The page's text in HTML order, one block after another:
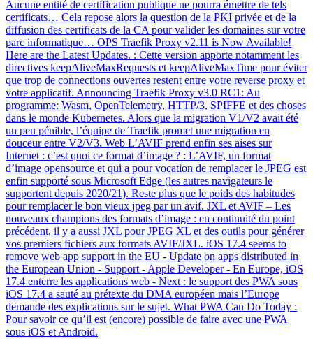
Aucune entité de certification publique ne pourra émettre de tels
certificats… Cela repose alors la question de la PKI privée et de la
diffusion des certificats de la CA pour valider les domaines sur votre
parc informatique… OPS Traefik Proxy v2.11 is Now Available!
Here are the Latest Updates. : Cette version apporte notamment les
directives keepAliveMaxRequests et keepAliveMaxTime pour éviter
que trop de connections ouvertes restent entre votre reverse proxy et
votre applicatif. Announcing Traefik Proxy v3.0 RC1: Au
programme: Wasm, OpenTelemetry, HTTP/3, SPIFFE et des choses
dans le monde Kubernetes. Alors que la migration V1/V2 avait été
un peu pénible, l’équipe de Traefik promet une migration en
douceur entre V2/V3. Web L’AVIF prend enfin ses aises sur
Internet : c’est quoi ce format d’image ? : L’AVIF, un format
d’image opensource et qui a pour vocation de remplacer le JPEG est
enfin supporté sous Microsoft Edge (les autres navigateurs le
supportent depuis 2020/21). Reste plus que le poids des habitudes
pour remplacer le bon vieux jpeg par un avif. JXL et AVIF – Les
nouveaux champions des formats d’image : en continuité du point
précédent, il y a aussi JXL pour JPEG XL et des outils pour générer
vos premiers fichiers aux formats AVIF/JXL. iOS 17.4 seems to
remove web app support in the EU - Update on apps distributed in
the European Union - Support - Apple Developer - En Europe, iOS
17.4 enterre les applications web - Next : le support des PWA sous
iOS 17.4 a sauté au prétexte du DMA européen mais l’Europe
demande des explications sur le sujet. What PWA Can Do Today :
Pour savoir ce qu’il est (encore) possible de faire avec une PWA
sous iOS et Android.